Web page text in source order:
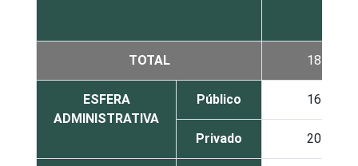
TOTAL 18
ESFERA
ADMINISTRATIVA
Público 16
Privado 20